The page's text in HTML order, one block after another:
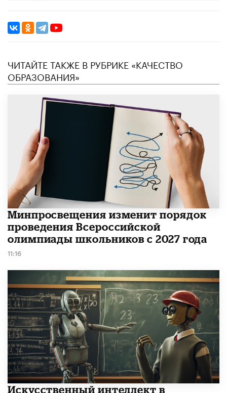
ЧИТАЙТЕ ТАКЖЕ В РУБРИКЕ «КАЧЕСТВО
ОБРАЗОВАНИЯ»
Минпросвещения изменит порядок
проведения Всероссийской
олимпиады школьников с 2027 года
11:16
​Искусственный интеллект в